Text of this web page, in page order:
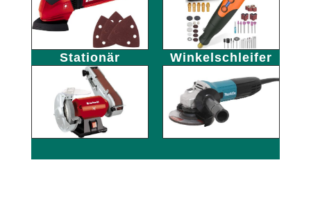
Stationär Winkelschleifer